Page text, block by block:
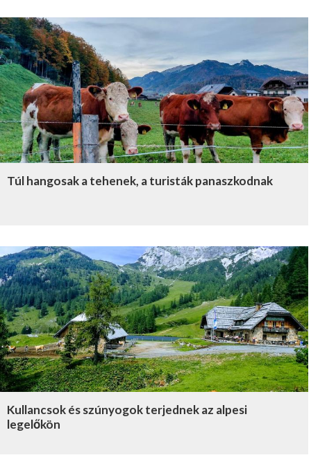
Túl hangosak a tehenek, a turisták panaszkodnak
Kullancsok és szúnyogok terjednek az alpesi
legelőkön